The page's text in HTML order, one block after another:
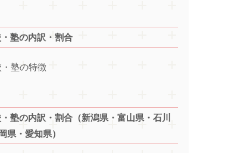
塾の内訳・割合
塾の特徴
塾の内訳・割合（新潟県・富山県・石川
県・愛知県）